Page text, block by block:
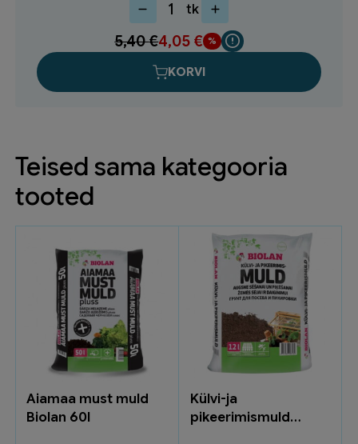
Hiirepeleti
ultraheli
30-
50khz
seinapesasse
tk
5,40€4,05 €
KORVI
Teised sama kategooria
tooted
Aiamaa must muld
Biolan 60l
Külvi-ja
pikeerimismuld